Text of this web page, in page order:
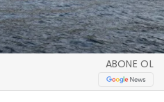
ABONE OL